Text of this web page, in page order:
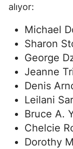
alıyor:
Michael
Sharon
George
Jeanne
Denis
Leilani
Bruce A.
Chelcie
Dorothy